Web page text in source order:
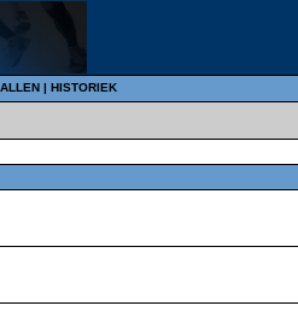
| HISTORIEK